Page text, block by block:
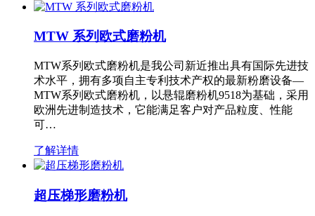
MTW 系列欧式磨粉机
MTW系列欧式磨粉机是我公司新近推出具有国际先进技
术水平，拥有多项自主专利技术产权的最新粉磨设备—
MTW系列欧式磨粉机，以悬辊磨粉机9518为基础，采用
欧洲先进制造技术，它能满足客户对产品粒度、性能
可…
了解详情
超压梯形磨粉机